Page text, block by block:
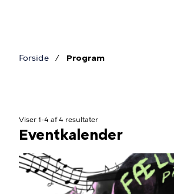
Forside Program
Det
sker
Eventkalender
Viser 1-4 af 4 resultater